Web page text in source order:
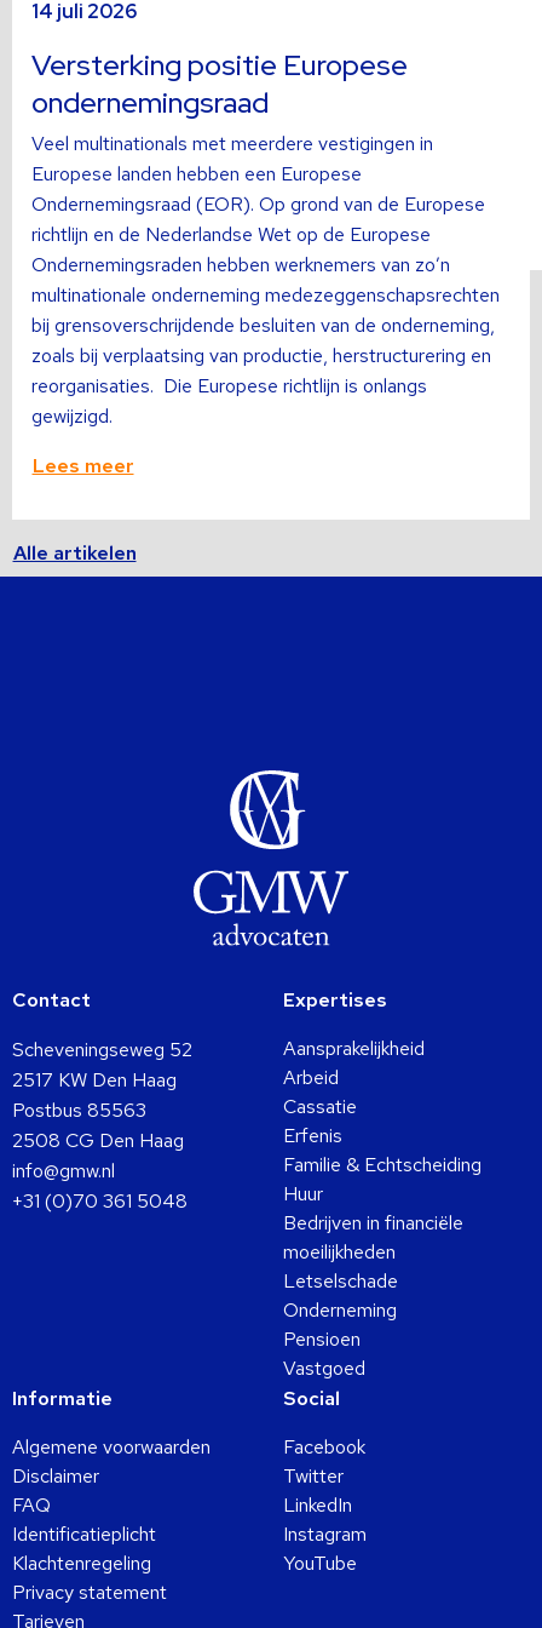
14 juli 2026
Versterking positie Europese
ondernemingsraad
Veel multinationals met meerdere vestigingen in
Europese landen hebben een Europese
Ondernemingsraad (EOR). Op grond van de Europese
richtlijn en de Nederlandse Wet op de Europese
Ondernemingsraden hebben werknemers van zo’n
multinationale onderneming medezeggenschapsrechten
bij grensoverschrijdende besluiten van de onderneming,
zoals bij verplaatsing van productie, herstructurering en
reorganisaties. Die Europese richtlijn is onlangs
gewijzigd.
Lees meer
meer
Alle artikelen
Contact
Scheveningseweg 52
2517 KW Den Haag
Postbus 85563
2508 CG Den Haag
info@gmw.nl
+31 (0)70 361 5048
Expertises
Aansprakelijkheid
Arbeid
Cassatie
Erfenis
Familie & Echtscheiding
Huur
Bedrijven in financiële
moeilijkheden
Letselschade
Onderneming
Pensioen
Vastgoed
Informatie
Algemene voorwaarden
Disclaimer
FAQ
Identificatieplicht
Klachtenregeling
Privacy statement
Tarieven
Social
Facebook
Twitter
LinkedIn
Instagram
YouTube